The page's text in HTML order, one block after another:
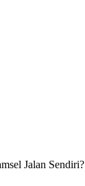
Jalan Sendiri?